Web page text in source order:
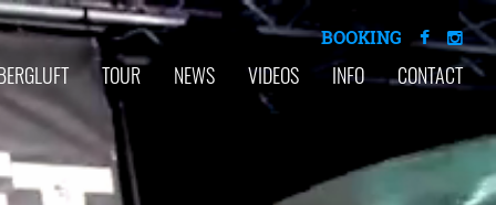
BOOKING
TOUR NEWS VIDEOS INFO CONTACT